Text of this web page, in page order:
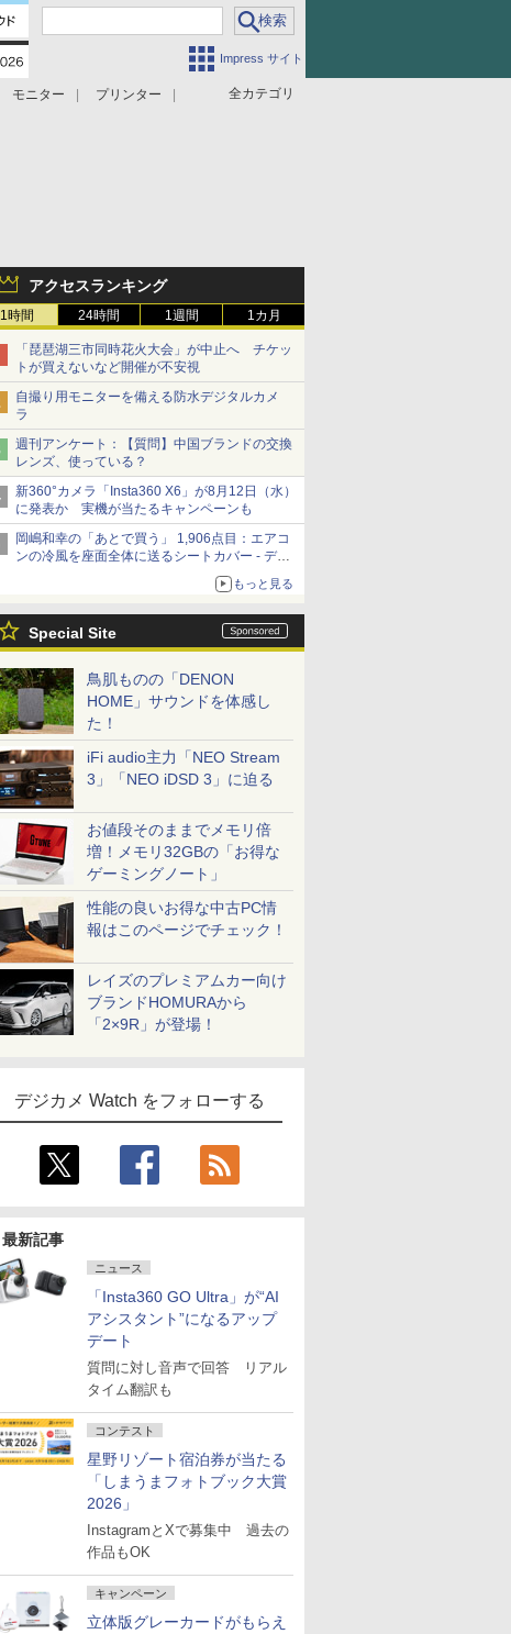
Impress サイト
全カテゴリ
モニター
プリンター
アクセスランキング
1時間 24時間 1週間 1カ月
「琵琶湖三市同時花火大会」が中止へ チケッ
トが買えないなど開催が不安視
自撮り用モニターを備える防水デジタルカメ
ラ
週刊アンケート：【質問】中国ブランドの交換
レンズ、使っている？
新360°カメラ「Insta360 X6」が8月12日（水）
に発表か 実機が当たるキャンペーンも
岡嶋和幸の「あとで買う」 1,906点目：エアコ
ンの冷風を座面全体に送るシートカバー - デジ
もっと見る
Special Site
鳥肌ものの「DENON
HOME」サウンドを体感し
た！
iFi audio主力「NEO Stream
3」「NEO iDSD 3」に迫る
お値段そのままでメモリ倍
増！メモリ32GBの「お得な
ゲーミングノート」
性能の良いお得な中古PC情
報はこのページでチェック！
レイズのプレミアムカー向け
ブランドHOMURAから
「2×9R」が登場！
デジカメ Watch をフォローする
最新記事
ニュース
「Insta360 GO Ultra」が“AI
アシスタント”になるアップ
デート
質問に対し音声で回答 リアル
タイム翻訳も
コンテスト
星野リゾート宿泊券が当たる
「しまうまフォトブック大賞
2026」
InstagramとXで募集中 過去の
作品もOK
キャンペーン
立体版グレーカードがもらえ